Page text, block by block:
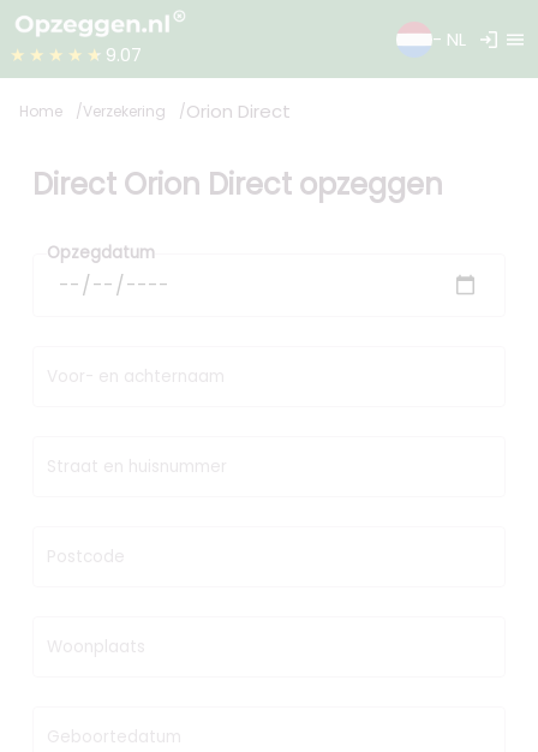
★★★★★ 9.07
- NL login menu
Home Verzekering Orion Direct
Direct Orion Direct opzeggen
Opzegdatum
Voor- en achternaam
Straat en huisnummer
Postcode
Woonplaats
Geboortedatum